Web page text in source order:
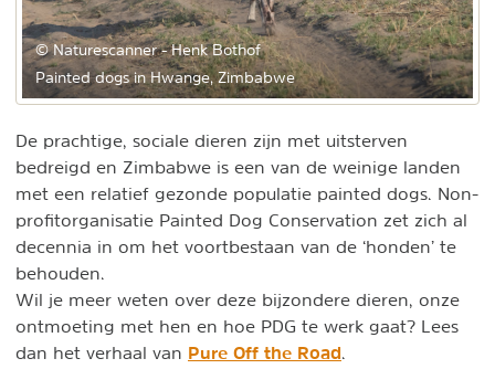
© Naturescanner - Henk Bothof
Painted dogs in Hwange, Zimbabwe
De prachtige, sociale dieren zijn met uitsterven
bedreigd en Zimbabwe is een van de weinige landen
met een relatief gezonde populatie painted dogs. Non-
profitorganisatie Painted Dog Conservation zet zich al
decennia in om het voortbestaan van de ‘honden’ te
behouden.
Wil je meer weten over deze bijzondere dieren, onze
ontmoeting met hen en hoe PDG te werk gaat? Lees
dan het verhaal van Pure Off the Road.